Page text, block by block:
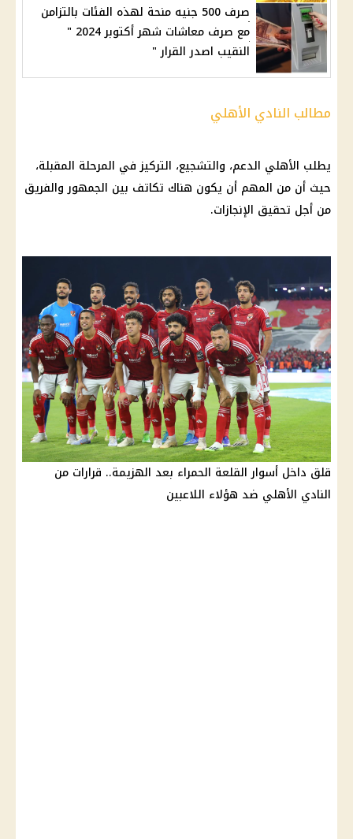
صرف 500 جنيه منحة لهذه الفئات بالتزامن
مع صرف معاشات شهر أكتوبر 2024 "
النقيب اصدر القرار "
مطالب النادي الأهلي
يطلب الأهلي الدعم، والتشجيع، التركيز في المرحلة المقبلة،
حيث أن من المهم أن يكون هناك تكاتف بين الجمهور والفريق
من أجل تحقيق الإنجازات.
قلق داخل أسوار القلعة الحمراء بعد الهزيمة.. قرارات من
النادي الأهلي ضد هؤلاء اللاعبين